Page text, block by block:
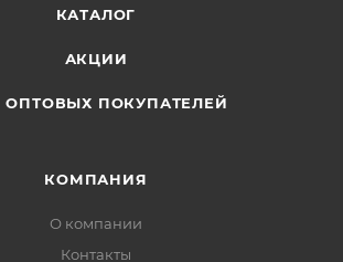
КАТАЛОГ
АКЦИИ
ОПТОВЫХ ПОКУПАТЕЛЕЙ
КОМПАНИЯ
О компании
Контакты